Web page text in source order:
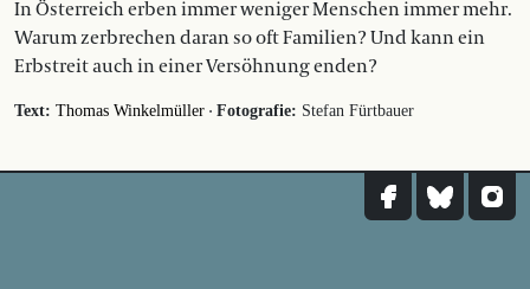
In Österreich erben immer weniger Menschen immer mehr.
Warum zerbrechen daran so oft Familien? Und kann ein
Erbstreit auch in einer Versöhnung enden?
Text: Thomas Winkelmüller · Fotografie: Stefan Fürtbauer